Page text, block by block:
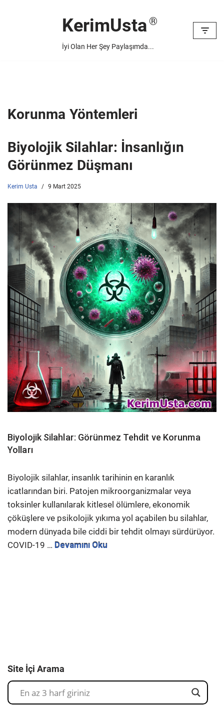
KerimUsta
İyi Olan Her Şey Paylaşımda...
Korunma Yöntemleri
Biyolojik Silahlar: İnsanlığın
Görünmez Düşmanı
Kerim Usta 9 Mart 2025
Biyolojik Silahlar: Görünmez Tehdit ve Korunma
Yolları
Biyolojik silahlar, insanlık tarihinin en karanlık
icatlarından biri. Patojen mikroorganizmalar veya
toksinler kullanılarak kitlesel ölümlere, ekonomik
çöküşlere ve psikolojik yıkıma yol açabilen bu silahlar,
modern dünyada bile ciddi bir tehdit olmayı sürdürüyor.
COVID-19 … Devamını Oku
Site İçi Arama